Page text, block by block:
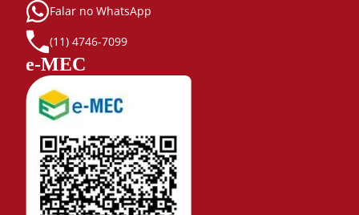
Falar no WhatsApp
(11) 4746-7099
e-MEC